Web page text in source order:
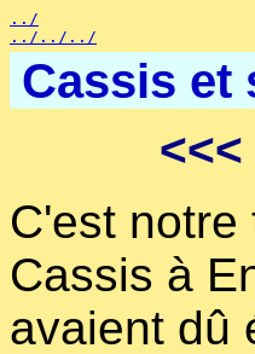
../
../../../
Cassis et
<<<
C'est
Cassis à
avaient dû